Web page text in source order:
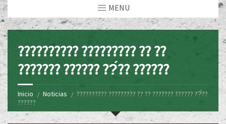
MENU
?????????? ????????? ?? ??
??????? ?????? ??́?? ??????
Inicio Noticias
?????????? ????????? ?? ?? ??????? ?????? ??́??
??????